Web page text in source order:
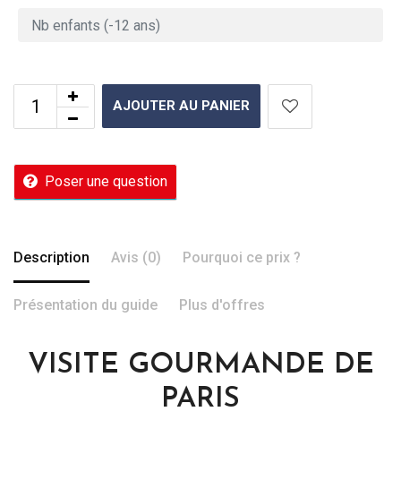
AJOUTER AU PANIER
Poser une question
Description Avis (0) Pourquoi ce prix ?
Présentation du guide Plus d'offres
VISITE GOURMANDE DE
PARIS